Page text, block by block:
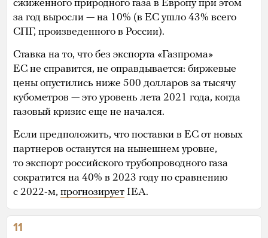
сжиженного природного газа в Европу при этом
за год выросли — на 10% (в ЕС ушло 43% всего
СПГ, произведенного в России).
Ставка на то, что без экспорта «Газпрома»
ЕС не справится, не оправдывается: биржевые
цены опустились ниже 500 долларов за тысячу
кубометров — это уровень лета 2021 года, когда
газовый кризис еще не начался.
Если предположить, что поставки в ЕС от новых
партнеров останутся на нынешнем уровне,
то экспорт российского трубопроводного газа
сократится на 40% в 2023 году по сравнению
с 2022-м, прогнозирует IEA.
11